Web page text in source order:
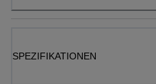
SPEZIFIKATIONEN